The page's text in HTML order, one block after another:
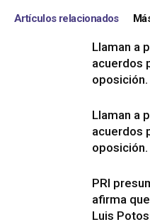
Artículos relacionados
Llaman a
acuerdos
oposición.
Llaman a
acuerdos
oposición.
PRI
afirma
Luis